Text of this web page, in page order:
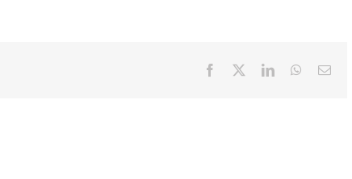
Facebook LinkedInWhatsApp
E-